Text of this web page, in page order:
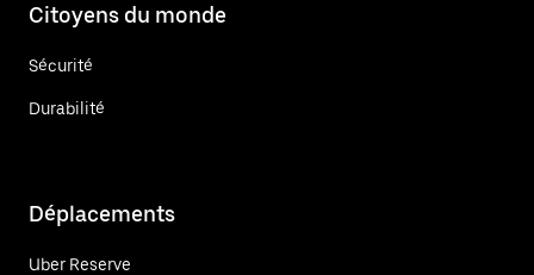
Citoyens du monde
Sécurité
Durabilité
Déplacements
Uber Reserve